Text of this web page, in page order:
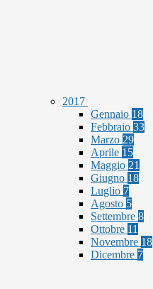
2017
Gennaio 18
Febbraio 33
Marzo 29
Aprile 15
Maggio 21
Giugno 18
Luglio 7
Agosto 5
Settembre 8
Ottobre 11
Novembre 18
Dicembre 7